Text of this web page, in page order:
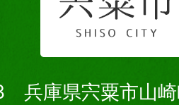
兵庫県宍粟市山崎